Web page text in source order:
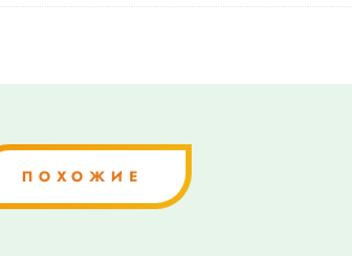
ПОХОЖИЕ